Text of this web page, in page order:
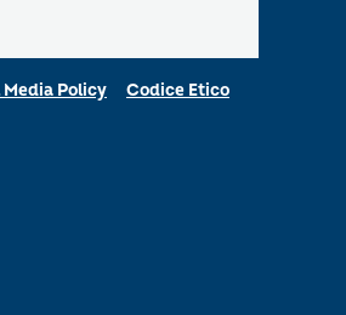
Media Policy Codice Etico